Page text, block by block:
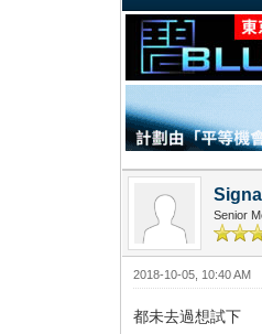
Senior
2018-10-05, 10:40 AM
都未去過想試下